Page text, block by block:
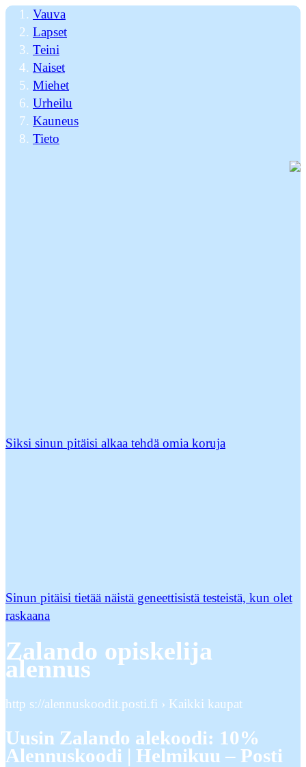
Vauva
Lapset
Teini
Naiset
Miehet
Urheilu
Kauneus
Tieto
Siksi sinun pitäisi alkaa tehdä omia koruja
Sinun pitäisi tietää näistä geneettisistä testeistä, kun olet
raskaana
Zalando opiskelija
alennus
http s://alennuskoodit.posti.fi › Kaikki kaupat
Uusin Zalando alekoodi: 10%
Alennuskoodi | Helmikuu – Posti